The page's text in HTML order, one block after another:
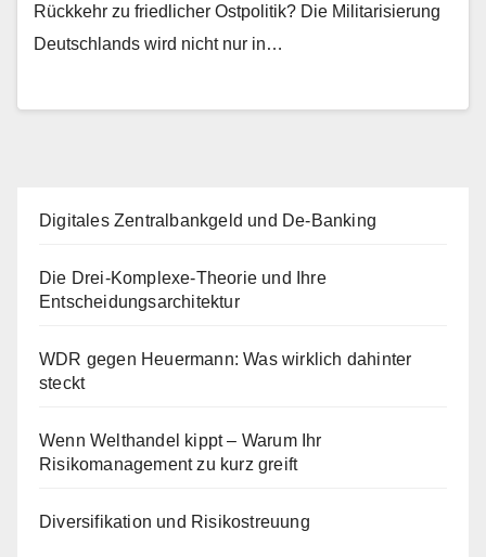
Rückkehr zu friedlicher Ostpolitik? Die Militarisierung
Deutschlands wird nicht nur in…
Digitales Zentralbankgeld und De-Banking
Die Drei-Komplexe-Theorie und Ihre
Entscheidungsarchitektur
WDR gegen Heuermann: Was wirklich dahinter
steckt
Wenn Welthandel kippt – Warum Ihr
Risikomanagement zu kurz greift
Diversifikation und Risikostreuung